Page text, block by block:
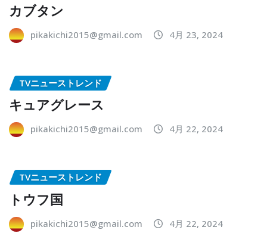
カブタン
pikakichi2015@gmail.com 4月 23, 2024
TVニューストレンド
キュアグレース
pikakichi2015@gmail.com 4月 22, 2024
TVニューストレンド
トウフ国
pikakichi2015@gmail.com 4月 22, 2024